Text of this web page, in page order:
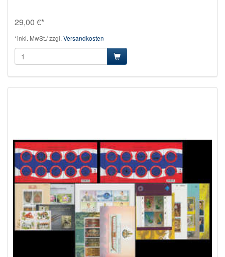
29,00 €*
*inkl. MwSt./ zzgl. Versandkosten